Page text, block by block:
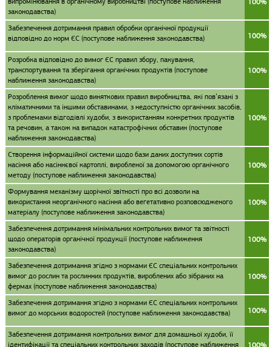
законодавства)
Забезпечення дотримання правил обробки органічної продукції
відповідно до норм ЄС (поступове наближення законодавства)
100%
Розробка відповідно до вимог ЄС правил збору, пакування,
транспортування та зберігання органічних продуктів (поступове
наближення законодавства)
100%
Розроблення вимог щодо виняткових правил виробництва, які пов’язані з
кліматичними та іншими обставинами, з недоступністю органічних засобів,
з проблемами відгодівлі худоби, з використанням конкретних продуктів
та речовин, а також на випадок катастрофічних обставин (поступове
наближення законодавства)
100%
Створення інформаційної системи щодо бази даних доступних сортів
насіння або насіннєвої картоплі, виробленої за допомогою органічного
методу (поступове наближення законодавства)
100%
Формування механізму щорічної звітності про всі дозволи на
використання неорганічного насіння або вегетативно розповсюдженого
матеріалу (поступове наближення законодавства)
100%
Забезпечення дотримання мінімальних контрольних вимог та звітності
щодо операторів органічної продукції (поступове наближення
законодавства)
100%
Забезпечення дотримання згідно з нормами ЄС спеціальних контрольних
вимог до рослин та рослинних продуктів, вироблених або зібраних на
фермах (поступове наближення законодавства)
100%
Забезпечення дотримання згідно з нормами ЄС спеціальних контрольних
вимог до морських водоростей (поступове наближення законодавства)
100%
Забезпечення дотримання контрольних вимог для домашньої худоби, її
ідентифікації та спеціальних контрольних заходів (поступове наближення
100%